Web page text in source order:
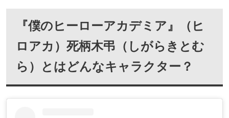
『僕のヒーローアカデミア』（ヒ
ロアカ）死柄木弔（しがらきとむ
ら）とはどんなキャラクター？